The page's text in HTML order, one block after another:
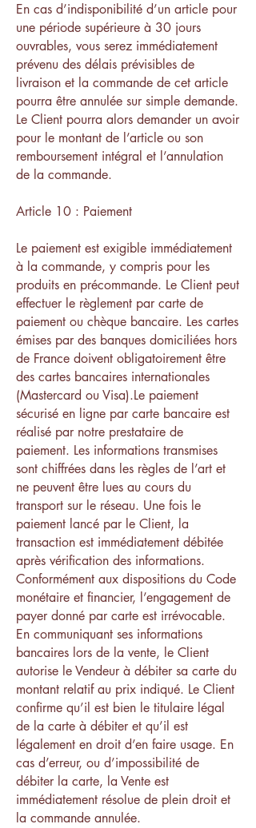
En cas d’indisponibilité d’un article pour
une période supérieure à 30 jours
ouvrables, vous serez immédiatement
prévenu des délais prévisibles de
livraison et la commande de cet article
pourra être annulée sur simple demande.
Le Client pourra alors demander un avoir
pour le montant de l’article ou son
remboursement intégral et l’annulation
de la commande.
Article 10 : Paiement
Le paiement est exigible immédiatement
à la commande, y compris pour les
produits en précommande. Le Client peut
effectuer le règlement par carte de
paiement ou chèque bancaire. Les cartes
émises par des banques domiciliées hors
de France doivent obligatoirement être
des cartes bancaires internationales
(Mastercard ou Visa).Le paiement
sécurisé en ligne par carte bancaire est
réalisé par notre prestataire de
paiement. Les informations transmises
sont chiffrées dans les règles de l’art et
ne peuvent être lues au cours du
transport sur le réseau. Une fois le
paiement lancé par le Client, la
transaction est immédiatement débitée
après vérification des informations.
Conformément aux dispositions du Code
monétaire et financier, l’engagement de
payer donné par carte est irrévocable.
En communiquant ses informations
bancaires lors de la vente, le Client
autorise le Vendeur à débiter sa carte du
montant relatif au prix indiqué. Le Client
confirme qu’il est bien le titulaire légal
de la carte à débiter et qu’il est
légalement en droit d’en faire usage. En
cas d’erreur, ou d’impossibilité de
débiter la carte, la Vente est
immédiatement résolue de plein droit et
la commande annulée.